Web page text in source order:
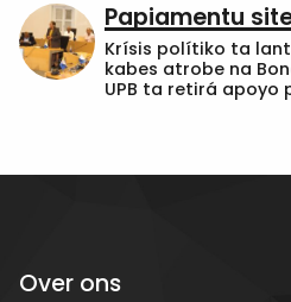
Papiamentu
Krísis polítiko ta
kabes atrobe na
UPB ta retirá apoyo
Over ons